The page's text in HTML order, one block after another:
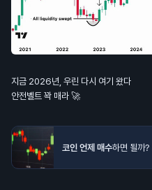
지금 2026년, 우린 다시 여기 왔다
안전벨트 꽉 매라 🚀
코인 언제 매수하면 될까?